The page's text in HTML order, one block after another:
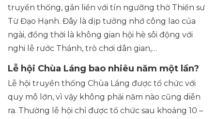
truyền thống, gắn liền với tín ngưỡng thờ Thiền sư
Từ Đạo Hạnh. Đây là dịp tưởng nhớ công lao của
ngài, đồng thời là không gian hội hè sôi động với
nghi lễ rước Thánh, trò chơi dân gian,…
Lễ hội Chùa Láng bao nhiêu năm một lần?
Lễ hội truyền thống Chùa Láng được tổ chức với
quy mô lớn, vì vậy không phải năm nào cũng diễn
ra. Thường lễ hội chỉ được tổ chức sau khoảng 10 –